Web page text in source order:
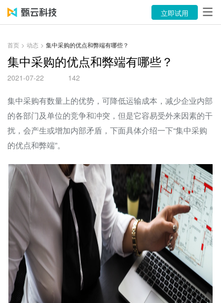
产品
案例
资源中心
关于
语言
售前咨询：400-116-6869
售后服务：400-116-0808
立即试用
首页 > 动态 > 集中采购的优点和弊端有哪些？
集中采购的优点和弊端有哪些？
2021-07-22 142
集中采购有数量上的优势，可降低运输成本，减少企业内部
的各部门及单位的竞争和冲突，但是它容易受外来因素的干
扰，会产生或增加内部矛盾，下面具体介绍一下“集中采购
的优点和弊端”。